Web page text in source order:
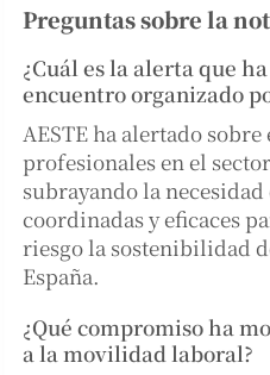
Preguntas sobre la
¿Cuál es la alerta que
encuentro organizado
AESTE ha alertado
profesionales en el
subrayando la
coordinadas y eficaces
riesgo la sostenibilidad
España.
¿Qué compromiso ha
a la movilidad laboral?